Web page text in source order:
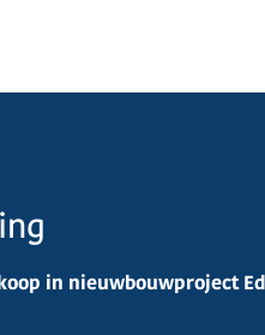
in nieuwbouwproject